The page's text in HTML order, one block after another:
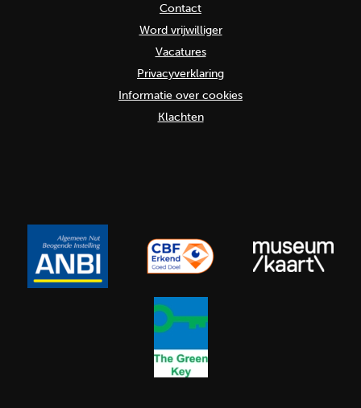
Contact
Word vrijwilliger
Vacatures
Privacyverklaring
Informatie over cookies
Klachten